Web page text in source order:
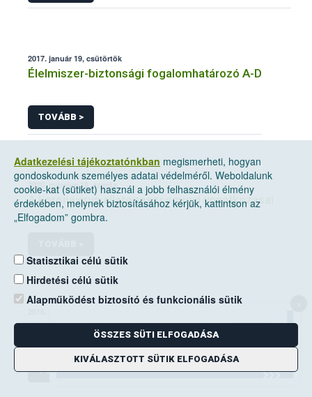
2017. január 19, csütörtök
Élelmiszer-biztonsági fogalomhatározó A-D
TOVÁBB >
2020. március 18, szerda
A koronavirus allategeszsegugyi vonatkozasai
Két tucat glifozát készítmény engedélyét vonta
vissza a NÉBIH
TOVÁBB >
Adatkezelési tájékoztatónkban megismerheti, hogyan
gondoskodunk személyes adatai védelméről. Weboldalunk
cookie-kat (sütiket) használ a jobb felhasználói élmény
érdekében, melynek biztosításához kérjük, kattintson az
„Elfogadom” gombra.
Statisztikai célú sütik
Hirdetési célú sütik
Alapműködést biztosító és funkcionális sütik
ÖSSZES SÜTI ELFOGADÁSA
KIVÁLASZTOTT SÜTIK ELFOGADÁSA